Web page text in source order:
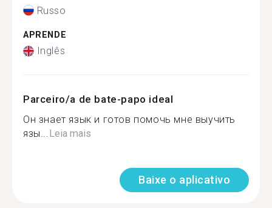
Russo
APRENDE
Inglês
Parceiro/a de bate-papo ideal
Он знает язык и готов помочь мне выучить
язы...Leia mais
Baixe o aplicativo